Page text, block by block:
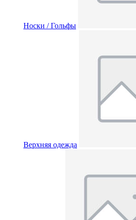
Носки / Гольфы
Верхняя одежда